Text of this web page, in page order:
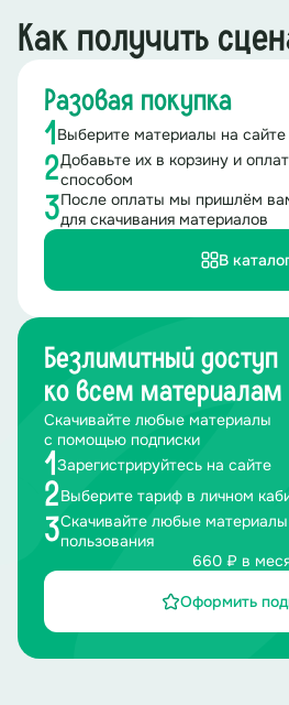
Как получить
Разовая покупка
1 Выберите материалы на сайте
2Добавьте их в корзину и
способом
3После оплаты мы пришлём
для скачивания материалов
В
Безлимитный доступ
ко всем материалам
Скачивайте любые материалы
с помощью подписки
1 Зарегистрируйтесь на сайте
2Выберите тариф в личном
3Скачивайте любые материалы
пользования
660 ₽ в
Оформить